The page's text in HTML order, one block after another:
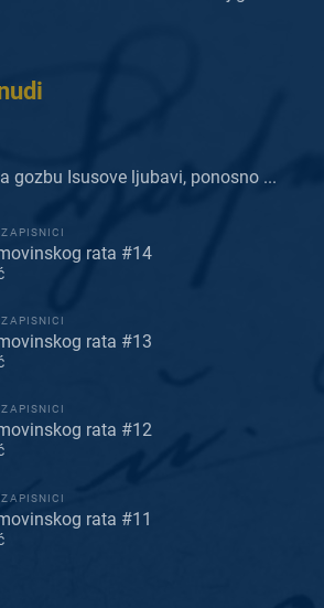
gozbu Isusove ljubavi, ponosno ...
rata #14
rata #13
rata #12
rata #11